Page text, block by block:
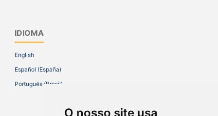
O nosso site usa
IDIOMA
English
Español (España)
Português (Brasil)